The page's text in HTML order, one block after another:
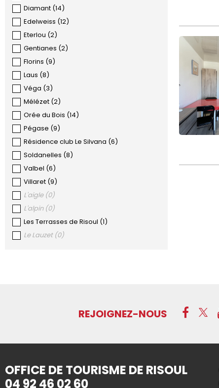
Diamant (14)
Edelweiss (12)
Eterlou (2)
Gentianes (2)
Florins (9)
Laus (8)
Véga (3)
Mélézet (2)
Orée du Bois (14)
Pégase (9)
Résidence club Le Silvana (6)
Soldanelles (8)
Valbel (6)
Villaret (9)
L'aigle (0)
L'alpin (0)
Les Terrasses de Risoul (1)
Le Lauzet (0)
REJOIGNEZ-NOUS
OFFICE DE TOURISME DE RISOUL
04 92 46 02 60